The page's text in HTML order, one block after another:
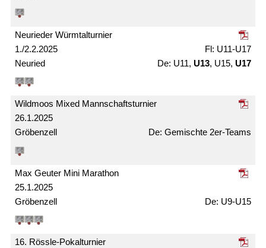
1./2.2.2025
Neurieder Würmtal­turnier
Neuried
U11-U17
U11, U13, U15, U17
26.1.2025
Wildmoos Mixed Mann­schafts­turnier
Gröbenzell Gemischte 2er-Teams
25.1.2025
Max Geuter Mini Marathon
Gröbenzell U9-U15
16. Rössle-Pokal­turnier